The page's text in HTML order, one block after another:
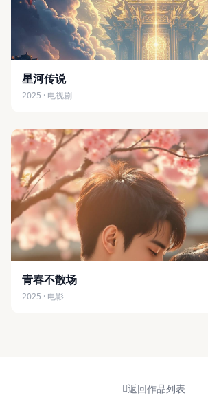
星河传说
2025 · 电视剧
青春不散场
2025 · 电影
返回作品列表